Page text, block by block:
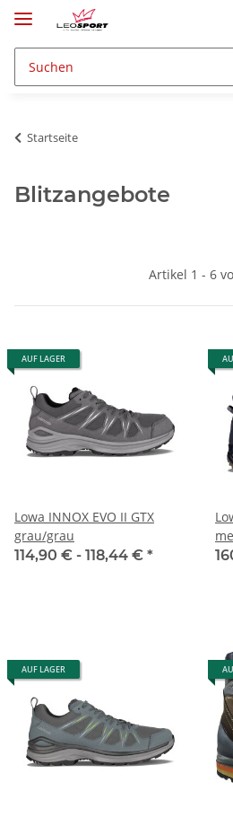
Startseite
Blitzangebote
Artikel 1 - 6
AUF LAGER
Lowa INNOX EVO II GTX
grau/grau
114,90 € - 118,44 € *
AUF LAGER